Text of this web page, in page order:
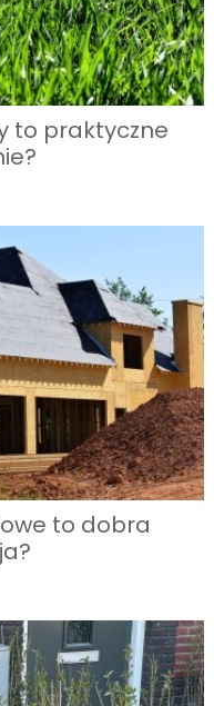
to praktyczne
to dobra